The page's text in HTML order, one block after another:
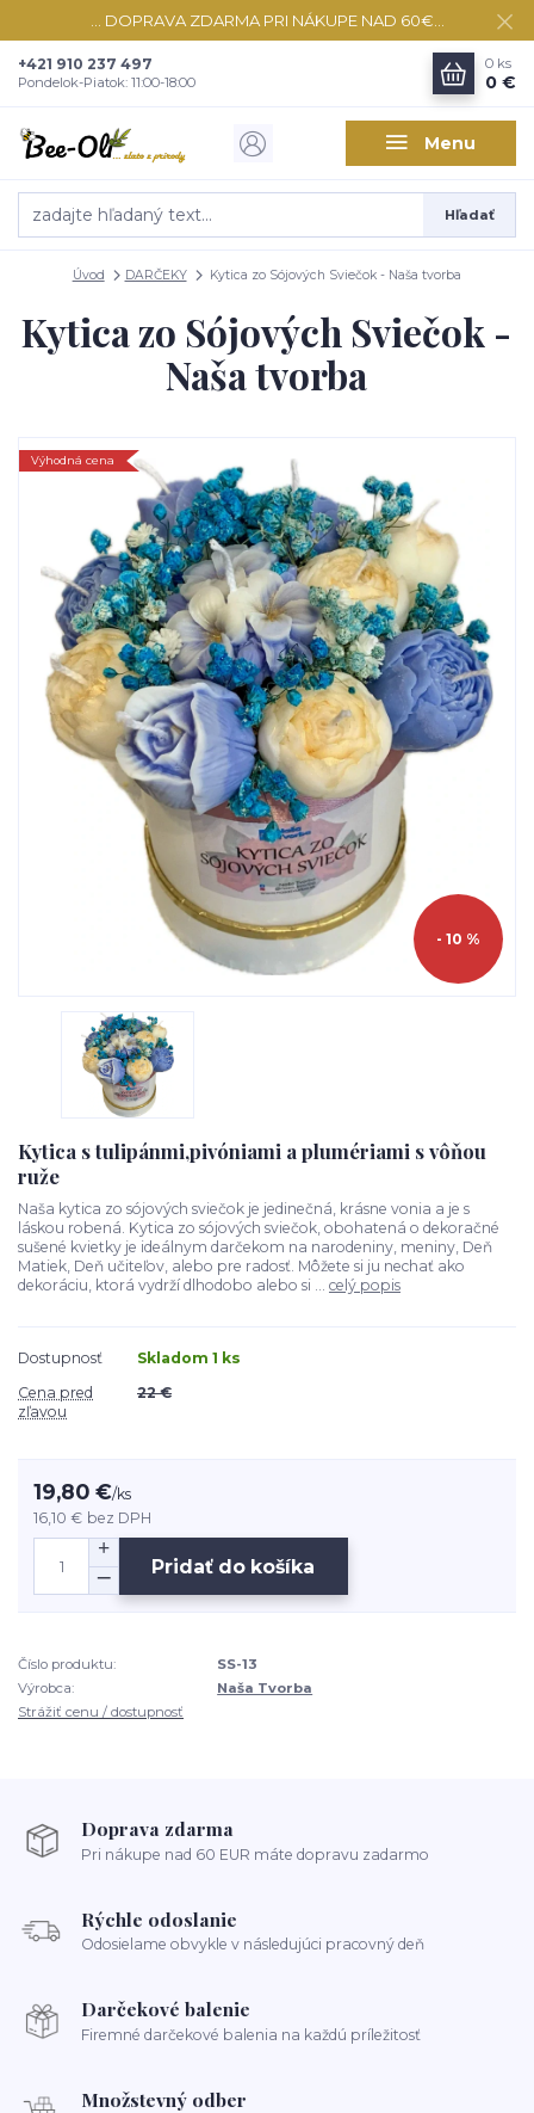
... DOPRAVA ZDARMA PRI NÁKUPE NAD 60€...
Menu
Hľadať
+421 910 237 497
Pondelok-Piatok: 11:00-18:00
0 ks
0 €
Úvod DARČEKY Kytica zo Sójových Sviečok - Naša tvorba
Kytica zo Sójových Sviečok -
Naša tvorba
Výhodná cena
- 10 %
Kytica s tulipánmi,pivóniami a plumériami s vôňou
ruže
Naša kytica zo sójových sviečok je jedinečná, krásne vonia a je s
láskou robená. Kytica zo sójových sviečok, obohatená o dekoračné
sušené kvietky je ideálnym darčekom na narodeniny, meniny, Deň
Matiek, Deň učiteľov, alebo pre radosť. Môžete si ju nechať ako
dekoráciu, ktorá vydrží dlhodobo alebo si ... celý popis
Dostupnosť
Skladom 1 ks
Cena pred
zľavou
22 €
19,80 €/ks
16,10 € bez DPH
Pridať do košíka
Číslo produktu:
SS-13
Výrobca:
Naša Tvorba
Strážiť cenu / dostupnosť
Doprava zdarma
Pri nákupe nad 60 EUR máte dopravu zadarmo
Rýchle odoslanie
Odosielame obvykle v následujúci pracovný deň
Darčekové balenie
Firemné darčekové balenia na každú príležitosť
Množstevný odber